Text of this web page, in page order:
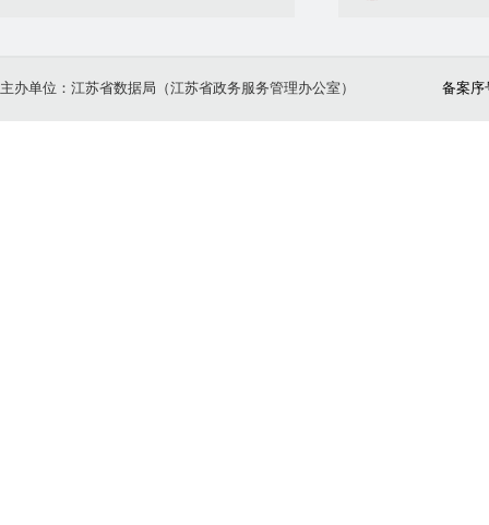
主办单位：江苏省数据局（江苏省政务服务管理办公室） 备案序